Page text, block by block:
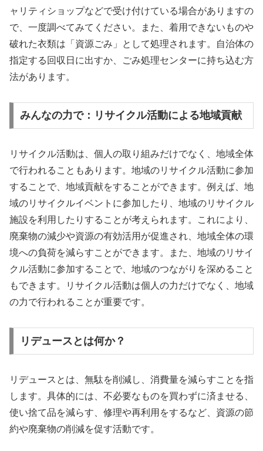
ャリティショップなどで受け付けている場合がありますの
で、一度調べてみてください。また、着用できないものや
破れた衣類は「資源ごみ」として処理されます。自治体の
指定する回収日に出すか、ごみ処理センターに持ち込む方
法があります。
みんなの力で：リサイクル活動による地域貢献
リサイクル活動は、個人の取り組みだけでなく、地域全体
で行われることもあります。地域のリサイクル活動に参加
することで、地域貢献をすることができます。例えば、地
域のリサイクルイベントに参加したり、地域のリサイクル
施設を利用したりすることが考えられます。これにより、
廃棄物の減少や資源の有効活用が促進され、地域全体の環
境への負荷を減らすことができます。また、地域のリサイ
クル活動に参加することで、地域のつながりを深めること
もできます。リサイクル活動は個人の力だけでなく、地域
の力で行われることが重要です。
リデュースとは何か？
リデュースとは、無駄を削減し、消費量を減らすことを指
します。具体的には、不必要なものを買わずに済ませる、
使い捨て品を減らす、修理や再利用をするなど、資源の節
約や廃棄物の削減を促す活動です。